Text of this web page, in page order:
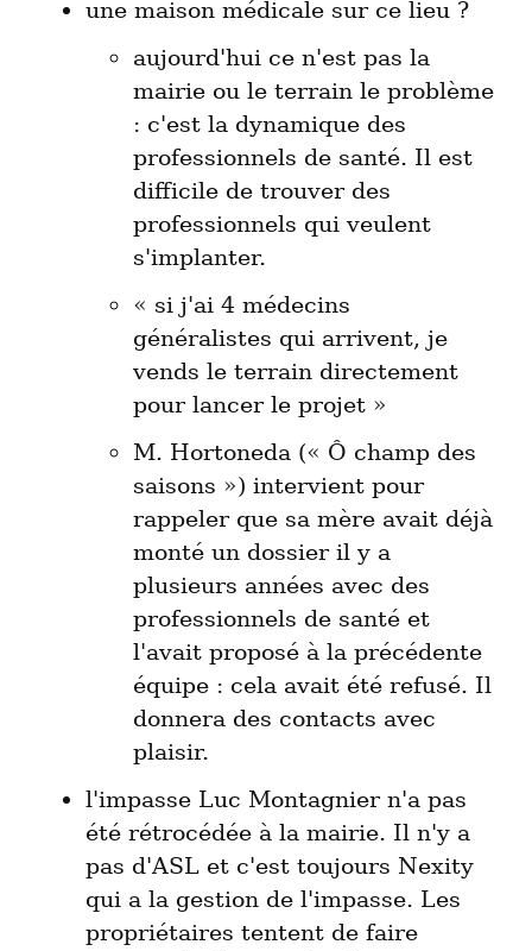
aujourd'hui ce n'est pas la
mairie ou le terrain le problème
: c'est la dynamique des
professionnels de santé. Il est
difficile de trouver des
professionnels qui veulent
s'implanter.
« si j'ai 4 médecins
généralistes qui arrivent, je
vends le terrain directement
pour lancer le projet »
M. Hortoneda (« Ô champ des
saisons ») intervient pour
rappeler que sa mère avait déjà
monté un dossier il y a
plusieurs années avec des
professionnels de santé et
l'avait proposé à la précédente
équipe : cela avait été refusé. Il
donnera des contacts avec
plaisir.
l'impasse Luc Montagnier n'a pas
été rétrocédée à la mairie. Il n'y a
pas d'ASL et c'est toujours Nexity
qui a la gestion de l'impasse. Les
propriétaires tentent de faire